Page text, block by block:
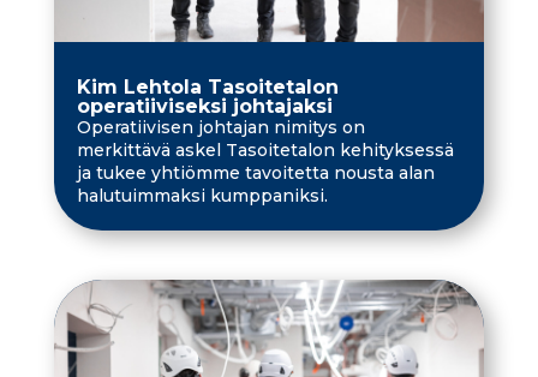
Kim Lehtola Tasoitetalon
operatiiviseksi johtajaksi
Operatiivisen johtajan nimitys on
merkittävä askel Tasoitetalon kehityksessä
ja tukee yhtiömme tavoitetta nousta alan
halutuimmaksi kumppaniksi.